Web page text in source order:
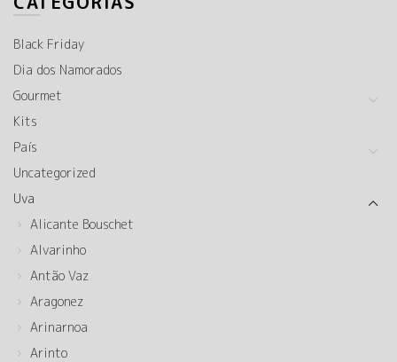
Black Friday
Dia dos Namorados
Gourmet
Kits
País
Uncategorized
Uva
Alicante Bouschet
Alvarinho
Antão Vaz
Aragonez
Arinarnoa
Arinto